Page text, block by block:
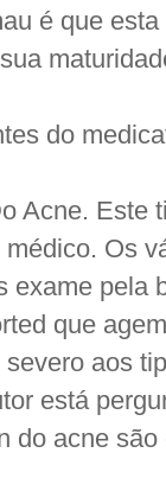
é que
do
Acne. Este
Os
exame pela
que
aos
está
do acne